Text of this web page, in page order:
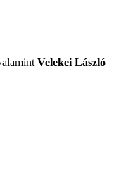
Velekei László